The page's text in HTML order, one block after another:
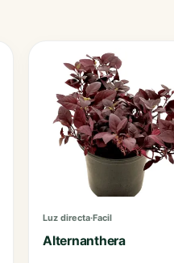
Petunias
Poinsettias
Portulacas
Sunpatiens
Thunbergias
Luz directa·Facil
Alternanthera